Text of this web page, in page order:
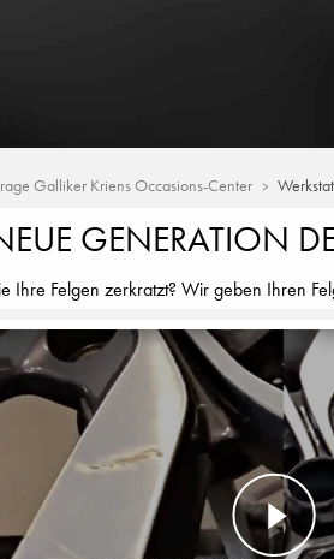
Galliker Kriens Occasions-Center
GENERATION
Ihre Felgen zerkratzt? Wir geben Ihren